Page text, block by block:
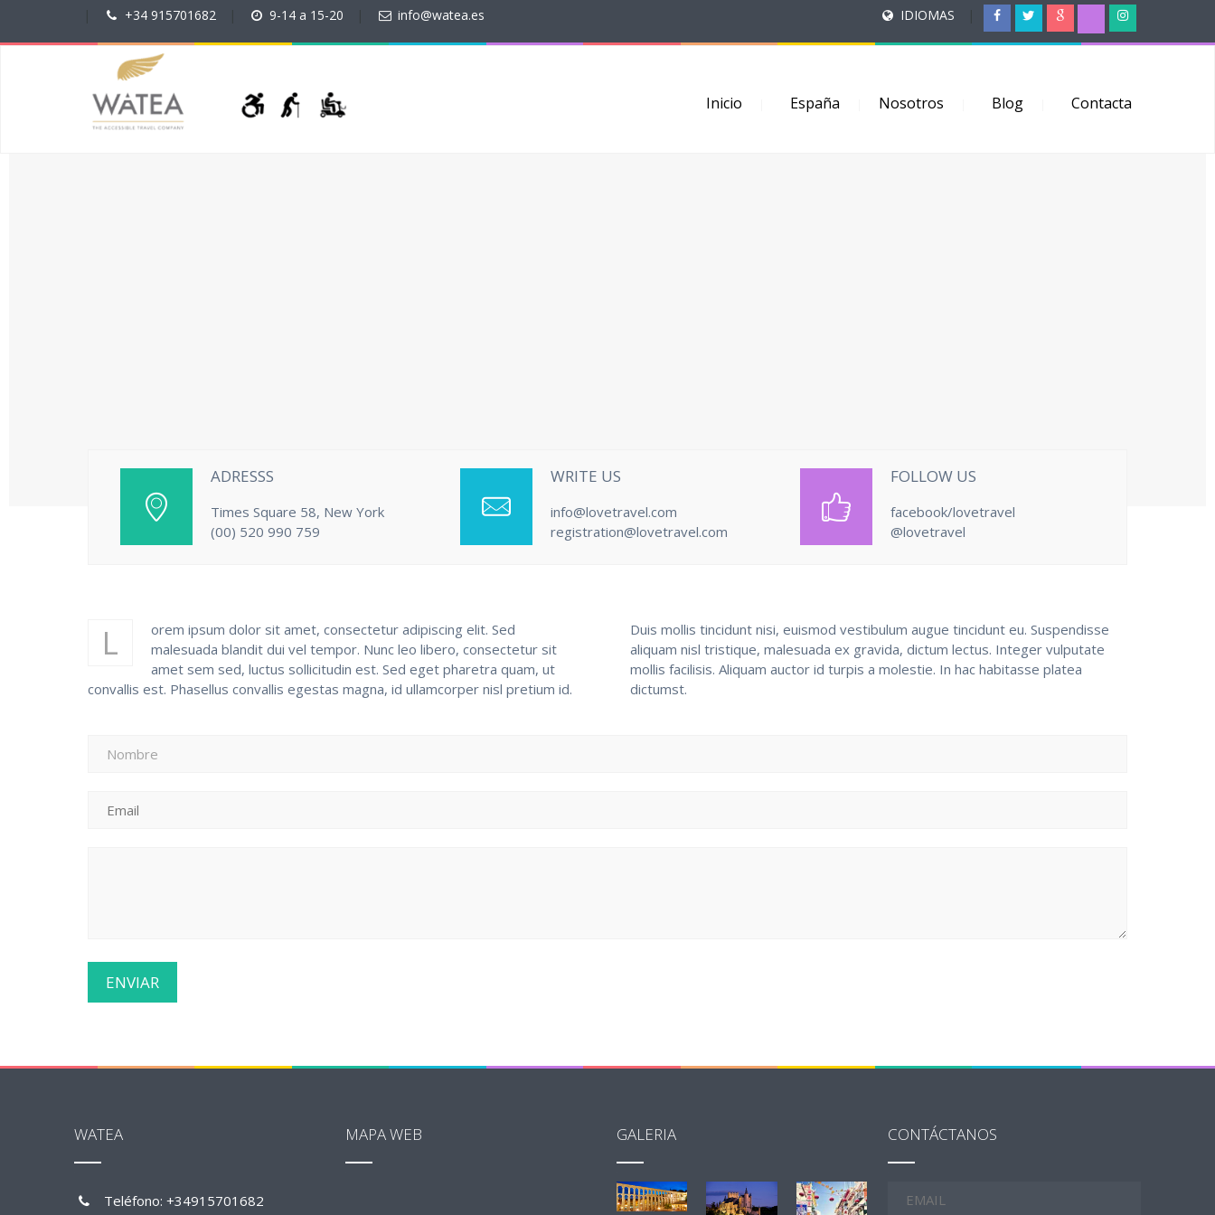
+34 915701682 9-14 a 15-20 info@watea.es IDIOMAS
Inicio España Nosotros Blog Contacta
ADRESSS
Times Square 58, New York
(00) 520 990 759
WRITE US
info@lovetravel.com
registration@lovetravel.com
FOLLOW US
facebook/lovetravel
@lovetravel
L
orem ipsum dolor sit amet, consectetur adipiscing elit. Sed
malesuada blandit dui vel tempor. Nunc leo libero, consectetur sit
amet sem sed, luctus sollicitudin est. Sed eget pharetra quam, ut
convallis est. Phasellus convallis egestas magna, id ullamcorper nisl pretium id.
Duis mollis tincidunt nisi, euismod vestibulum augue tincidunt eu. Suspendisse
aliquam nisl tristique, malesuada ex gravida, dictum lectus. Integer vulputate
mollis facilisis. Aliquam auctor id turpis a molestie. In hac habitasse platea
dictumst.
WATEA
Teléfono: +34915701682
MAPA WEB GALERIA CONTÁCTANOS